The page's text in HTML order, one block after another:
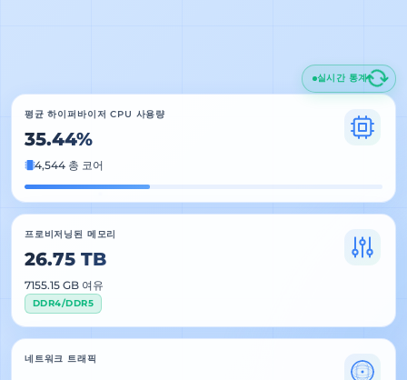
실시간 통계
평균 하이퍼바이저 CPU 사용량
35.29%
4,544 총 코어
프로비저닝된 메모리
26.75 TB
7157.62 GB 여유
DDR4/DDR5
네트워크 트래픽